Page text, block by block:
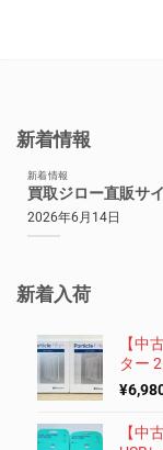
新着情報
新着情報
買取ジロー直販サ
2026年6月14日
新着入荷
【中
ター
¥
【中